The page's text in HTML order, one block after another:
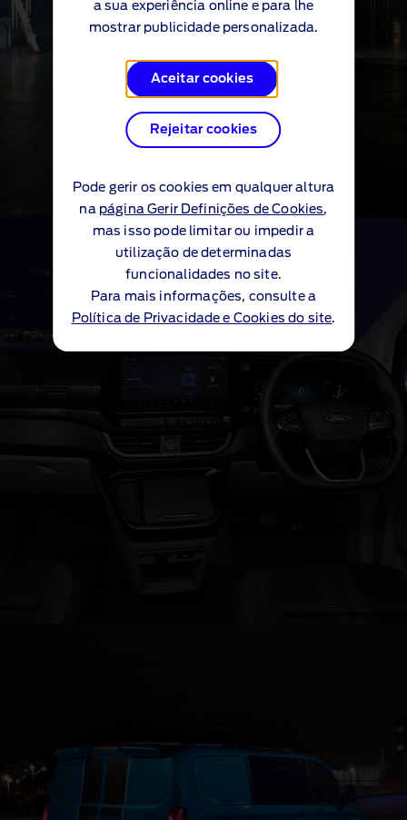
a sua experiência online e para lhe
mostrar publicidade personalizada.
Aceitar cookies
Rejeitar cookies
Pode gerir os cookies em qualquer altura
na página Gerir Definições de Cookies,
mas isso pode limitar ou impedir a
utilização de determinadas
funcionalidades no site.
Para mais informações, consulte a
Política de Privacidade e Cookies do site.
Iluminação "coast‑to‑coast"
E‑Transit™ Custom ®